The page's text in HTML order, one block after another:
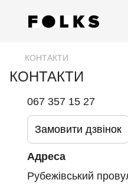
КОНТАКТИ
КОНТАКТИ
067 357 15 27
Замовити дзвінок
Адреса
Рубежівський